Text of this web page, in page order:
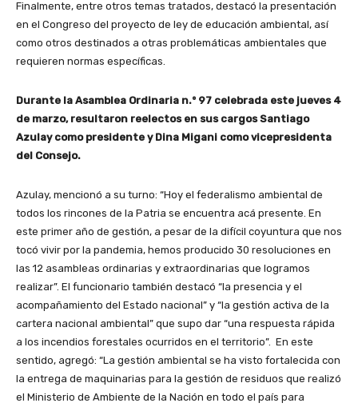
Finalmente, entre otros temas tratados, destacó la presentación
en el Congreso del proyecto de ley de educación ambiental, así
como otros destinados a otras problemáticas ambientales que
requieren normas específicas.
Durante la Asamblea Ordinaria n.º 97 celebrada este jueves 4
de marzo, resultaron reelectos en sus cargos Santiago
Azulay como presidente y Dina Migani como vicepresidenta
del Consejo.
Azulay, mencionó a su turno: “Hoy el federalismo ambiental de
todos los rincones de la Patria se encuentra acá presente. En
este primer año de gestión, a pesar de la difícil coyuntura que nos
tocó vivir por la pandemia, hemos producido 30 resoluciones en
las 12 asambleas ordinarias y extraordinarias que logramos
realizar”. El funcionario también destacó “la presencia y el
acompañamiento del Estado nacional” y “la gestión activa de la
cartera nacional ambiental” que supo dar “una respuesta rápida
a los incendios forestales ocurridos en el territorio”. En este
sentido, agregó: “La gestión ambiental se ha visto fortalecida con
la entrega de maquinarias para la gestión de residuos que realizó
el Ministerio de Ambiente de la Nación en todo el país para